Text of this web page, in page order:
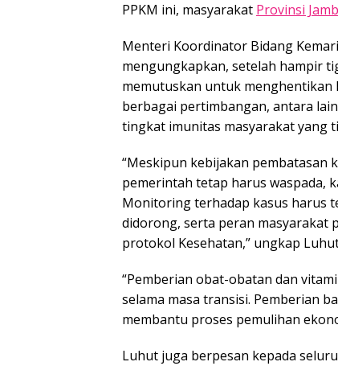
PPKM ini, masyarakat Provinsi
Menteri Koordinator Bidang
mengungkapkan, setelah hampir
memutuskan untuk menghentikan
berbagai pertimbangan, antara
tingkat imunitas masyarakat yang
“Meskipun kebijakan pembatasan
pemerintah tetap harus waspada,
Monitoring terhadap kasus harus
didorong, serta peran masyarakat
protokol Kesehatan,” ungkap
“Pemberian obat-obatan dan
selama masa transisi. Pemberian
membantu proses pemulihan
Luhut juga berpesan kepada